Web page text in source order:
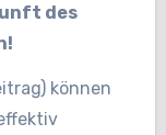
des
können